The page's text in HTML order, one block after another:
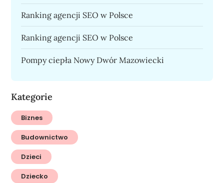
Ranking agencji SEO w Polsce
Ranking agencji SEO w Polsce
Pompy ciepła Nowy Dwór Mazowiecki
Kategorie
Biznes
Budownictwo
Dzieci
Dziecko